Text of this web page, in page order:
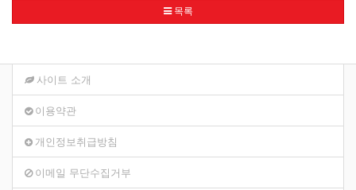
목록
사이트 소개
이용약관
개인정보취급방침
이메일 무단수집거부